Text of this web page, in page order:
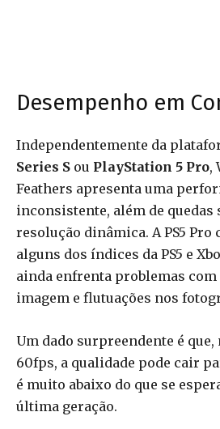
Desempenho em
Independentemente da
Series S ou PlayStation 5 Pro,
Feathers apresenta uma
inconsistente, além de
resolução dinâmica. A PS5
alguns dos índices da PS5 e
ainda enfrenta problemas
imagem e flutuações nos
Um dado surpreendente é
60fps, a qualidade pode cair
é muito abaixo do que se
última geração.